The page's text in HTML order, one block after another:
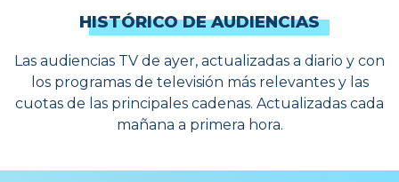
HISTÓRICO DE AUDIENCIAS
Las audiencias TV de ayer, actualizadas a diario y con
los programas de televisión más relevantes y las
cuotas de las principales cadenas. Actualizadas cada
mañana a primera hora.